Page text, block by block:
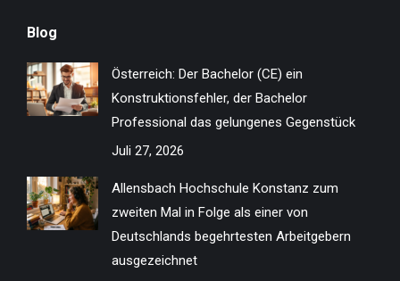
opens
in
new
window
in
new
window
in
new
window
new
window
new
window
new
window
new
window
new
window
Blog
Österreich: Der Bachelor (CE) ein
Konstruktionsfehler, der Bachelor
Professional das gelungenes Gegenstück
Juli 27, 2026
Allensbach Hochschule Konstanz zum
zweiten Mal in Folge als einer von
Deutschlands begehrtesten Arbeitgebern
ausgezeichnet